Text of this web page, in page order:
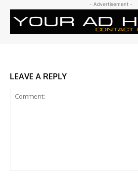
- Advertisement -
LEAVE A REPLY